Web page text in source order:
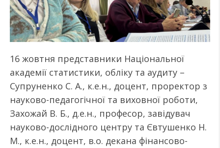
16 жовтня представники Національної
академії статистики, обліку та аудиту –
Супруненко С. А., к.е.н., доцент, проректор з
науково-педагогічної та виховної роботи,
Захожай В. Б., д.е.н., професор, завідувач
науково-дослідного центру та Євтушенко Н.
М., к.е.н., доцент, в.о. декана фінансово-